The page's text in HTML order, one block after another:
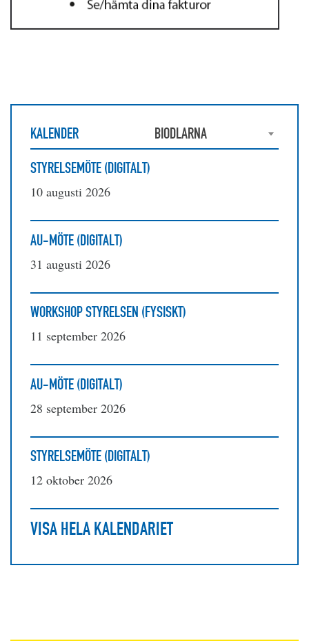
KALENDER
BIODLARNA
STYRELSEMÖTE (DIGITALT)
10 augusti 2026
AU-MÖTE (DIGITALT)
31 augusti 2026
WORKSHOP STYRELSEN (FYSISKT)
11 september 2026
AU-MÖTE (DIGITALT)
28 september 2026
STYRELSEMÖTE (DIGITALT)
12 oktober 2026
VISA HELA KALENDARIET